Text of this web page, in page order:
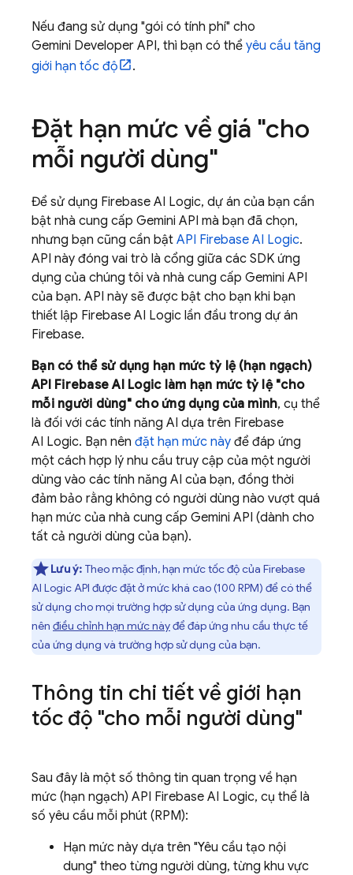
Nếu đang sử dụng "gói có tính phí" cho
Gemini Developer API, thì bạn có thể yêu cầu tăng
giới hạn tốc độ
.
Đặt hạn mức về giá "cho
mỗi người dùng"
Để sử dụng Firebase AI Logic, dự án của bạn cần
bật nhà cung cấp Gemini API mà bạn đã chọn,
nhưng bạn cũng cần bật API Firebase AI Logic.
API này đóng vai trò là cổng giữa các SDK ứng
dụng của chúng tôi và nhà cung cấp Gemini API
của bạn. API này sẽ được bật cho bạn khi bạn
thiết lập Firebase AI Logic lần đầu trong dự án
Firebase.
Bạn có thể sử dụng hạn mức tỷ lệ (hạn ngạch)
API Firebase AI Logiclàm hạn mức tỷ lệ "cho
mỗi người dùng" cho ứng dụng của mình, cụ thể
là đối với các tính năng AI dựa trên Firebase
AI Logic. Bạn nên đặt hạn mức này để đáp ứng
một cách hợp lý nhu cầu truy cập của một người
dùng vào các tính năng AI của bạn, đồng thời
đảm bảo rằng không có người dùng nào vượt quá
hạn mức của nhà cung cấp Gemini API (dành cho
tất cả người dùng của bạn).
Lưu ý: Theo mặc định, hạn mức tốc độ của Firebase
AI LogicAPI được đặt ở mức khá cao (100 RPM) để có thể
sử dụng cho mọi trường hợp sử dụng của ứng dụng. Bạn
nên điều chỉnh hạn mức nàyđể đáp ứng nhu cầu thực tế
của ứng dụng và trường hợp sử dụng của bạn.
Thông tin chi tiết về giới hạn
tốc độ "cho mỗi người dùng"
Sau đây là một số thông tin quan trọng về hạn
mức (hạn ngạch) API Firebase AI Logic, cụ thể là
số yêu cầu mỗi phút (RPM):
Hạn mức này dựa trên "Yêu cầu tạo nội
dung" theo từng người dùng, từng khu vực